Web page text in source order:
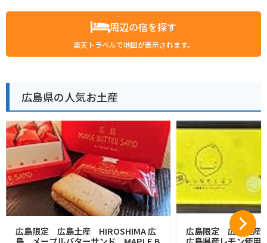
周辺の宿を探す
楽天トラベルで地図が表示されます。
広島県の人気お土産
広島限定 広島土産 HIROSHIMA 広
広島限定 広島土